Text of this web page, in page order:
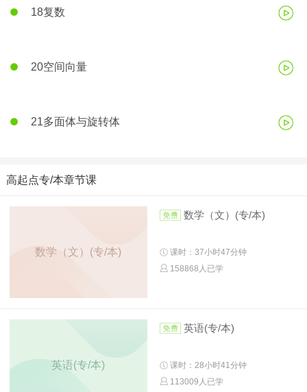
18复数
20空间向量
21多面体与旋转体
高起点专/本章节课
数学（文）(专/本)
数学（文）(专/本)
课时：37小时47分钟
158868人已学
英语(专/本)
英语(专/本)
课时：28小时41分钟
113009人已学